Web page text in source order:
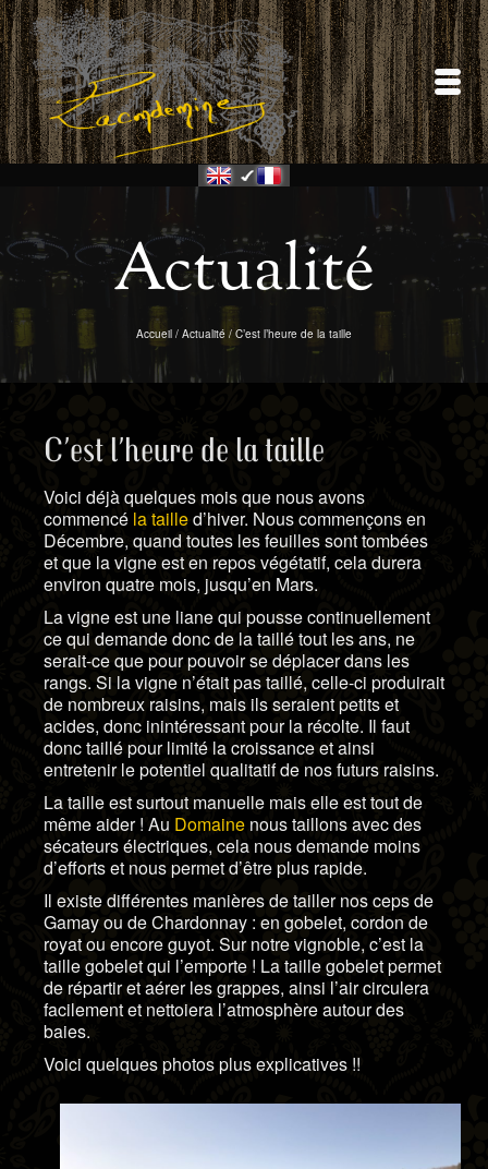
Actualité
Accueil / Actualité / C’est l’heure de la taille
C’est l’heure de la taille
Voici déjà quelques mois que nous avons
commencé la tailled’hiver. Nous commençons en
Décembre, quand toutes les feuilles sont tombées
et que la vigne est en repos végétatif, cela durera
environ quatre mois, jusqu’en Mars.
La vigne est une liane qui pousse continuellement
ce qui demande donc de la taillé tout les ans, ne
serait-ce que pour pouvoir se déplacer dans les
rangs. Si la vigne n’était pas taillé, celle-ci produirait
de nombreux raisins, mais ils seraient petits et
acides, donc inintéressant pour la récolte. Il faut
donc taillé pour limité la croissance et ainsi
entretenir le potentiel qualitatif de nos futurs raisins.
La taille est surtout manuelle mais elle est tout de
même aider ! Au Domaine nous taillons avec des
sécateurs électriques, cela nous demande moins
d’efforts et nous permet d’être plus rapide.
Il existe différentes manières de tailler nos ceps de
Gamay ou de Chardonnay : en gobelet, cordon de
royat ou encore guyot. Sur notre vignoble, c’est la
taille gobelet qui l’emporte ! La taille gobelet permet
de répartir et aérer les grappes, ainsi l’air circulera
facilement et nettoiera l’atmosphère autour des
baies.
Voici quelques photos plus explicatives !!